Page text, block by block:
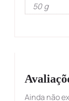
50 g
Ainda não